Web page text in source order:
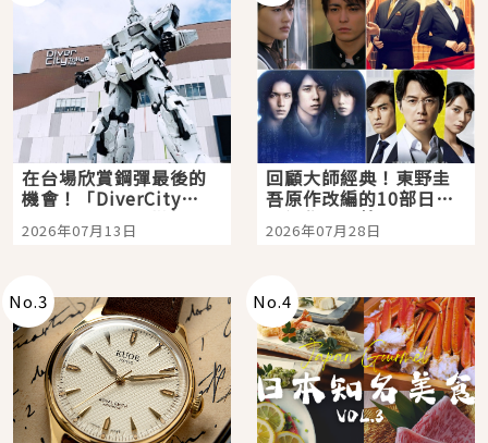
在台場欣賞鋼彈最後的
機會！「DiverCity
Tokyo Plaza」搭船、
購物、美食及夜景，一
2026年07月13日
回顧大師經典！東野圭
吾原作改編的10部日本
影視作品推薦
2026年07月28日
No.3 No.4